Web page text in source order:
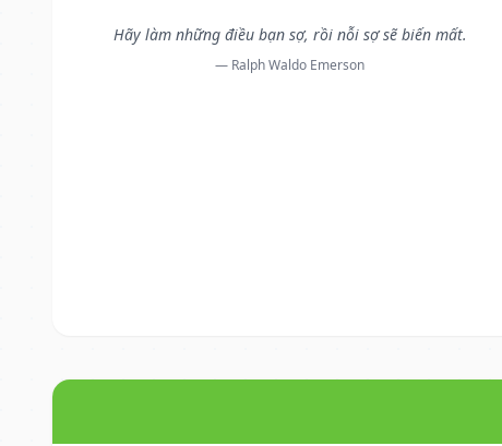
Hãy làm những điều bạn sợ, rồi nỗi sợ sẽ biến mất.
— Ralph Waldo Emerson